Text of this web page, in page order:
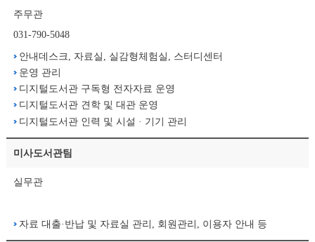
주무관
031-790-5048
안내데스크, 자료실, 실감형체험실, 스터디센터
운영 관리
디지털도서관 구독형 전자자료 운영
디지털도서관 견학 및 대관 운영
디지털도서관 인력 및 시설 · 기기 관리
미사도서관팀
실무관
자료 대출·반납 및 자료실 관리, 회원관리, 이용자 안내 등